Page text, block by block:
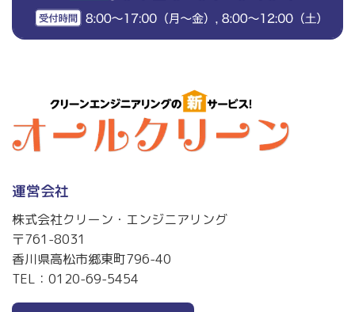
運営会社
株式会社クリーン・エンジニアリング
〒761-8031
香川県高松市郷東町796-40
TEL： 0120-69-5454